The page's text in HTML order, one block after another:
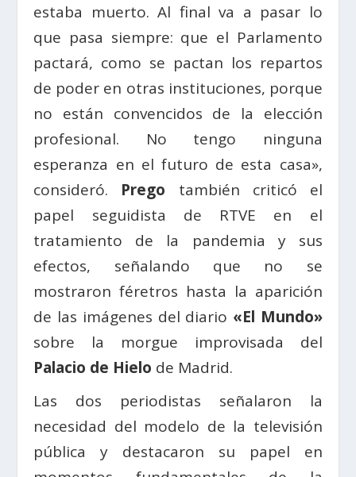
estaba muerto. Al final va a pasar lo
que pasa siempre: que el Parlamento
pactará, como se pactan los repartos
de poder en otras instituciones, porque
no están convencidos de la elección
profesional. No tengo ninguna
esperanza en el futuro de esta casa»,
consideró. Prego también criticó el
papel seguidista de RTVE en el
tratamiento de la pandemia y sus
efectos, señalando que no se
mostraron féretros hasta la aparición
de las imágenes del diario «El Mundo»
sobre la morgue improvisada del
Palacio de Hielo de Madrid.
Las dos periodistas señalaron la
necesidad del modelo de la televisión
pública y destacaron su papel en